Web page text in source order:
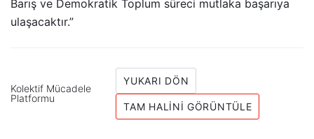
Barış ve Demokratik Toplum süreci mutlaka başarıya
ulaşacaktır.”
Kolektif Mücadele
Platformu
YUKARI DÖN
TAM HALINI GÖRÜNTÜLE